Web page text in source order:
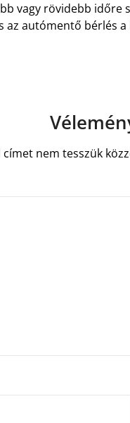
vagy rövidebb időre
az autómentő bérlés
címet nem tesszük